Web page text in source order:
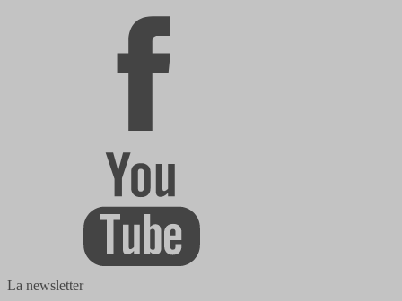
La newsletter